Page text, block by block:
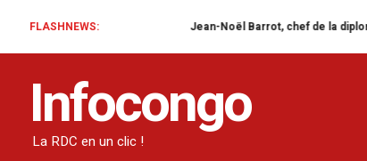
FLASHNEWS:Jean-Noël Barrot, chef de la diplomatie française en
Infocongo
La RDC en un clic !